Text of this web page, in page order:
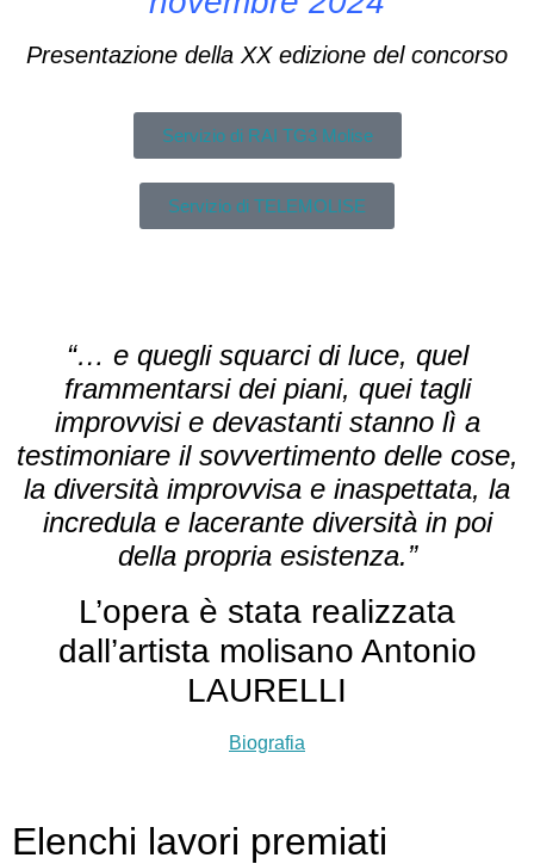
Presentazione della XX edizione del concorso
Servizio di RAI TG3 Molise
Servizio di TELEMOLISE
“… e quegli squarci di luce, quel
frammentarsi dei piani, quei tagli
improvvisi e devastanti stanno lì a
testimoniare il sovvertimento delle cose,
la diversità improvvisa e inaspettata, la
incredula e lacerante diversità in poi
della propria esistenza.”
L’opera è stata realizzata
dall’artista molisano Antonio
LAURELLI
Biografia
Elenchi lavori premiati